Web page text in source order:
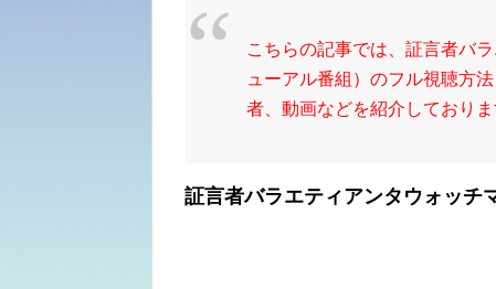
こちらの記事では、証言者バ
ューアル番組）のフル視聴方
者、動画などを紹介しておりま
証言者バラエティアンタウォッチ